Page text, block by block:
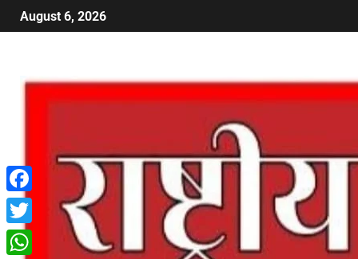
August 6, 2026
Facebook
Twitter